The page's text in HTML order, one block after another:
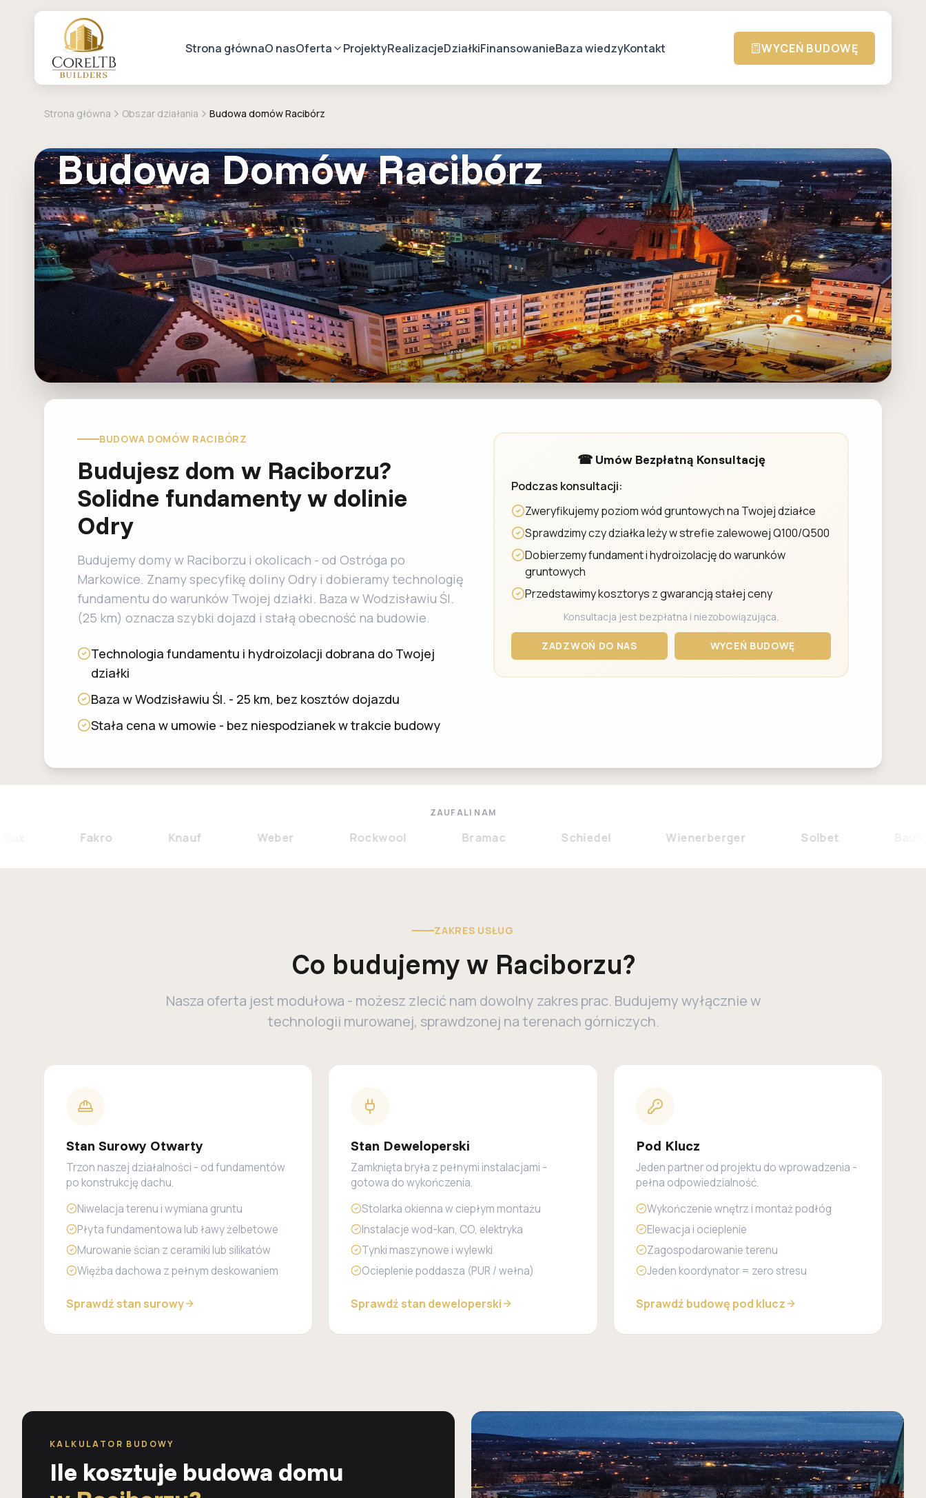
Strona głównaO nasOferta ProjektyRealizacjeDziałkiFinansowanieBaza wiedzyKontakt WYCEŃ BUDOWĘ
Strona główna Obszar działania Budowa domów Racibórz
Budowa Domów Racibórz
BUDOWA DOMÓW RACIBÓRZ
Budujesz dom w Raciborzu?
Solidne fundamenty w dolinie
Odry
Budujemy domy w Raciborzu i okolicach - od Ostróga po
Markowice. Znamy specyfikę doliny Odry i dobieramy technologię
fundamentu do warunków Twojej działki. Baza w Wodzisławiu Śl.
(25 km) oznacza szybki dojazd i stałą obecność na budowie.
Technologia fundamentu i hydroizolacji dobrana do Twojej
działki
Baza w Wodzisławiu Śl. - 25 km, bez kosztów dojazdu
Stała cena w umowie - bez niespodzianek w trakcie budowy
☎ Umów Bezpłatną Konsultację
Podczas konsultacji:
Zweryfikujemy poziom wód gruntowych na Twojej działce
Sprawdzimy czy działka leży w strefie zalewowej Q100/Q500
Dobierzemy fundament i hydroizolację do warunków
gruntowych
Przedstawimy kosztorys z gwarancją stałej ceny
Konsultacja jest bezpłatna i niezobowiązująca.
ZADZWOŃ DO NAS WYCEŃ BUDOWĘ
ZAUFALI NAM
Weber Rockwool Bramac Schiedel Wienerberger Solbet
ZAKRES USŁUG
Co budujemy w Raciborzu?
Nasza oferta jest modułowa - możesz zlecić nam dowolny zakres prac. Budujemy wyłącznie w
technologii murowanej, sprawdzonej na terenach górniczych.
Stan Surowy Otwarty
Trzon naszej działalności - od fundamentów
po konstrukcję dachu.
Niwelacja terenu i wymiana gruntu
Płyta fundamentowa lub ławy żelbetowe
Murowanie ścian z ceramiki lub silikatów
Więźba dachowa z pełnym deskowaniem
Sprawdź stan surowy
Stan Deweloperski
Zamknięta bryła z pełnymi instalacjami -
gotowa do wykończenia.
Stolarka okienna w ciepłym montażu
Instalacje wod-kan, CO, elektryka
Tynki maszynowe i wylewki
Ocieplenie poddasza (PUR / wełna)
Sprawdź stan deweloperski
Pod Klucz
Jeden partner od projektu do wprowadzenia -
pełna odpowiedzialność.
Wykończenie wnętrz i montaż podłóg
Elewacja i ocieplenie
Zagospodarowanie terenu
Jeden koordynator = zero stresu
Sprawdź budowę pod klucz
KALKULATOR BUDOWY
Ile kosztuje budowa domu